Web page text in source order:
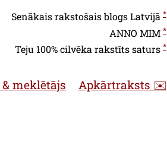
Senākais rakstošais blogs Latvijā *
ANNO MIM *
Teju 100% cilvēka rakstīts saturs *
meklētājs Apkārtraksts ✉️